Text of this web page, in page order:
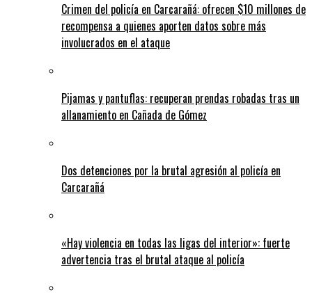
Crimen del policía en Carcarañá: ofrecen $10 millones de
recompensa a quienes aporten datos sobre más
involucrados en el ataque
Pijamas y pantuflas: recuperan prendas robadas tras un
allanamiento en Cañada de Gómez
Dos detenciones por la brutal agresión al policía en
Carcarañá
«Hay violencia en todas las ligas del interior»: fuerte
advertencia tras el brutal ataque al policía